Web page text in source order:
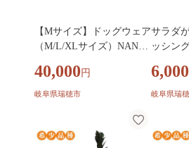
【Mサイズ】ドッグウェア
（M/L/XLサイズ）NANO
ンケア| 犬 犬用 服 ドッグ
ウェア ペット ペット服 わ
ッグ パグ 肌トラブル 快適
岐阜 瑞穂市
40,000 円
岐阜県瑞穂市
サラダ
ッシング 2本セット (
6,000
岐阜県瑞